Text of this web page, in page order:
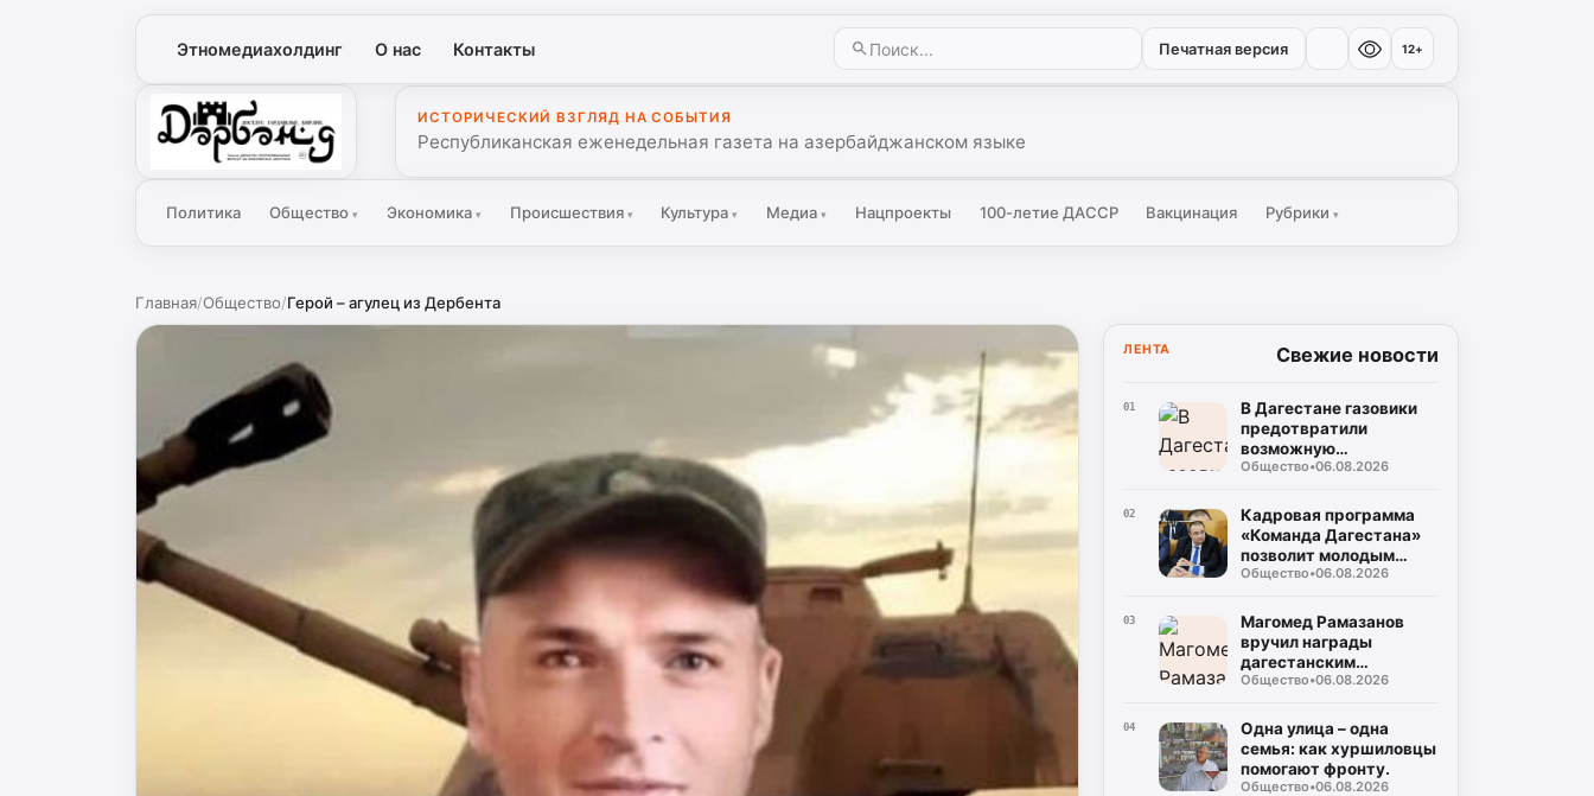
Этномедиахолдинг О нас Контакты Печатная версия 12+
Дербенд
ИСТОРИЧЕСКИЙ ВЗГЛЯД НА СОБЫТИЯ
Республиканская еженедельная газета на азербайджанском языке
Политика Общество▾ Экономика ▾ Происшествия ▾ Культура▾ Медиа▾ Нацпроекты 100-летие ДАССР Вакцинация Рубрики▾
Главная/Общество/Герой – агулец из Дербента
ЛЕНТА Свежие новости
01
В Дагестане газовики
предотвратили
возможную
чрезвычайную
многоквартирном доме
Общество•06.08.2026
02
Кадровая программа
«Команда Дагестана»
позволит молодым
юристам реализовать
государственной
службе
Общество•06.08.2026
03
Магомед Рамазанов
вручил награды
дагестанским
вольникам-призерам
Общество•06.08.2026
04
Одна улица – одна
семья: как хуршиловцы
помогают фронту.
Общество•06.08.2026